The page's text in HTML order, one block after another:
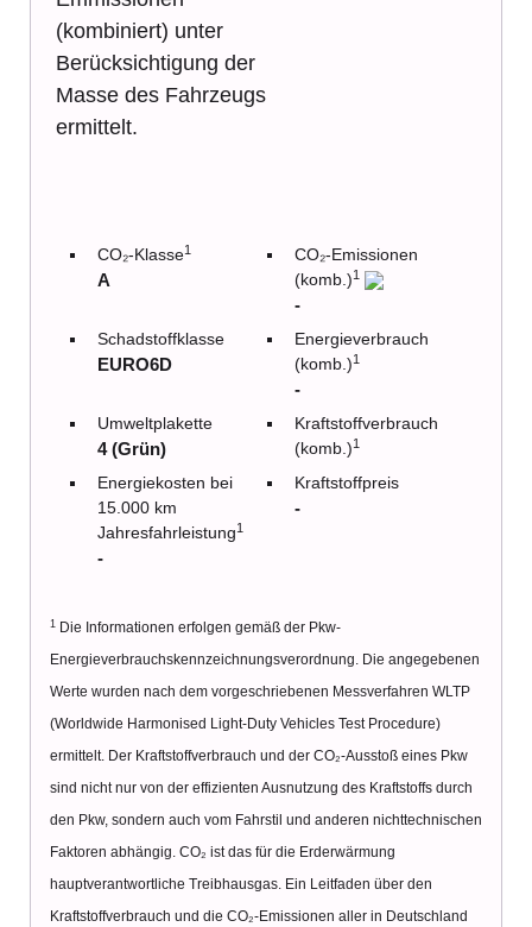
(kombiniert) unter
Berücksichtigung der
Masse des Fahrzeugs
ermittelt.
CO₂-Klasse1
A
CO₂-Emissionen
(komb.)1
-
Schadstoffklasse
EURO6D
Energieverbrauch
(komb.)1
-
Umweltplakette
4 (Grün)
Kraftstoffverbrauch
(komb.)1
Energiekosten bei
15.000 km
Jahresfahrleistung1
-
Kraftstoffpreis
-
1
Die Informationen erfolgen gemäß der Pkw-
Energieverbrauchskennzeichnungsverordnung. Die angegebenen
Werte wurden nach dem vorgeschriebenen Messverfahren WLTP
(Worldwide Harmonised Light-Duty Vehicles Test Procedure)
ermittelt. Der Kraftstoffverbrauch und der CO₂-Ausstoß eines Pkw
sind nicht nur von der effizienten Ausnutzung des Kraftstoffs durch
den Pkw, sondern auch vom Fahrstil und anderen nichttechnischen
Faktoren abhängig. CO₂ ist das für die Erderwärmung
hauptverantwortliche Treibhausgas. Ein Leitfaden über den
Kraftstoffverbrauch und die CO₂-Emissionen aller in Deutschland